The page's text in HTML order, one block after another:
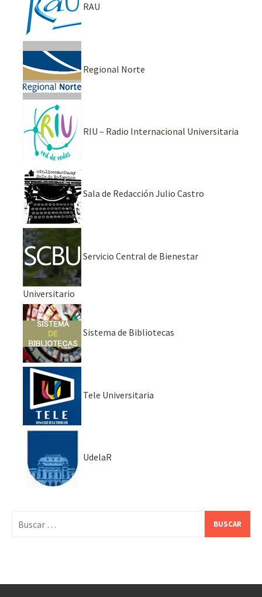
RAU
Regional Norte
RIU – Radio Internacional Universitaria
Sala de Redacción Julio Castro
Servicio Central de Bienestar
Universitario
Sistema de Bibliotecas
Tele Universitaria
UdelaR